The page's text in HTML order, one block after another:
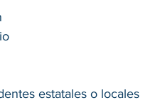
estatales o locales